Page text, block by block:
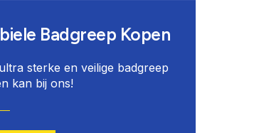
Badgreep Kopen
sterke en veilige badgreep
kan bij ons!